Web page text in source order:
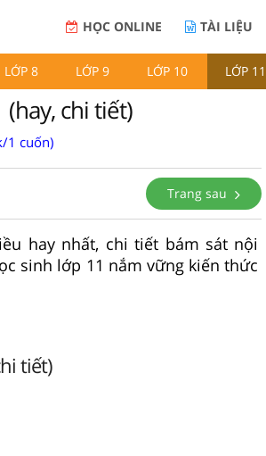
HỌC ONLINE TÀI LIỆU
LỚP 8 LỚP 9 LỚP 10 LỚP 11
chi tiết)
1 cuốn)
Trang sau
hay nhất, chi tiết bám sát nội
sinh lớp 11 nắm vững kiến thức
tiết)